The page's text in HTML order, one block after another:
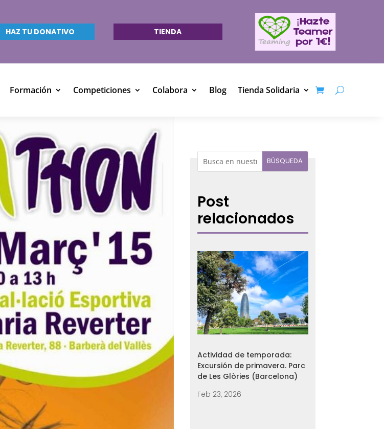
HAZ TU DONATIVO TIENDA
Formación Competiciones Colabora Blog Tienda Solidaria
Post
relacionados
Actividad de temporada:
Excursión de primavera. Parc
de Les Glòries (Barcelona)
Feb 23, 2026